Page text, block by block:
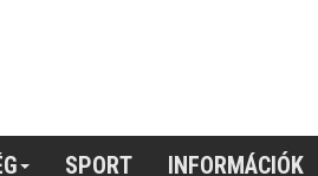
SPORT INFORMÁCIÓK